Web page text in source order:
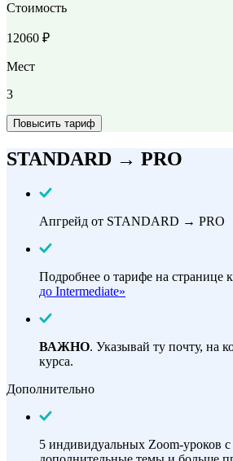
Стоимость
12060 ₽
Мест
3
Повысить тариф
STANDARD → PRO
Апгрейд от STANDARD → PRO
Подробнее о тарифе на странице
до Intermediate»
ВАЖНО. Указывай ту почту, на
курса.
Дополнительно
5 индивидуальных Zoom-уроков с